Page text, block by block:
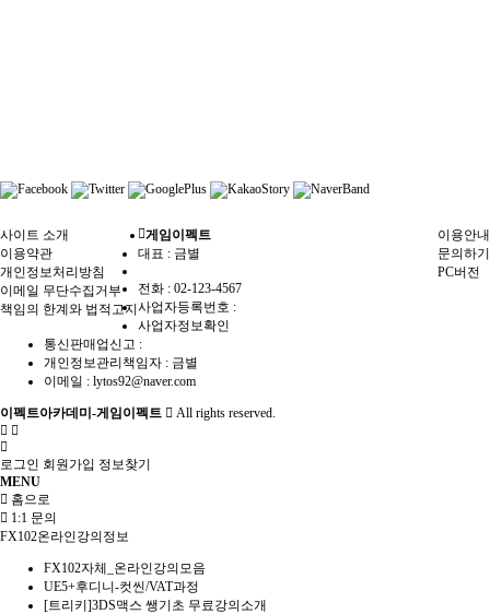
사이트 소개
이용약관
개인정보처리방침
이메일 무단수집거부
책임의 한계와 법적고지
이용안내
문의하기
PC버전
게임이펙트
대표 : 금별
전화 : 02-123-4567
사업자등록번호 :
사업자정보확인
통신판매업신고 :
개인정보관리책임자 : 금별
이메일 : lytos92@naver.com
이펙트아카데미-게임이펙트 All rights reserved.
로그인 회원가입 정보찾기
MENU
홈으로
1:1 문의
FX102온라인강의정보
FX102자체_온라인강의모음
UE5+후디니-컷씬/VAT과정
[트리키]3DS맥스 쌩기초 무료강의소개